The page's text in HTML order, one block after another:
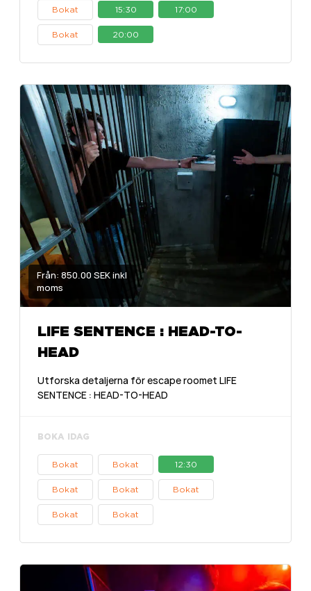
Bokat 15:30 17:00
Bokat 20:00
Från: 850.00 SEK inkl
moms
LIFE SENTENCE : HEAD-TO-
HEAD
Utforska detaljerna för escape roomet LIFE
SENTENCE : HEAD-TO-HEAD
BOKA IDAG
Bokat Bokat 12:30
Bokat Bokat Bokat
Bokat Bokat